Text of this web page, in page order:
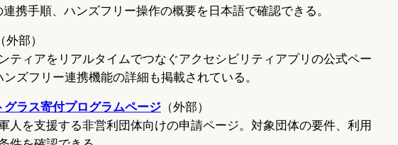
携手順、ハンズフリー操作の概要を日本語で確認できる。
（外部）
ティアをリアルタイムでつなぐアクセシビリティアプリの公式ペー
ズフリー連携機能の詳細も掲載されている。
ラス寄付プログラムページ（外部）
人を支援する非営利団体向けの申請ページ。対象団体の要件、利用